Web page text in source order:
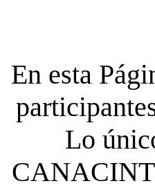
En esta
Lo